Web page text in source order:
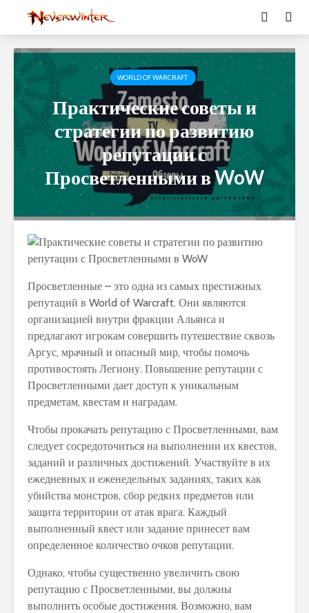
WORLD OF WARCRAFT
Практические советы и
стратегии по развитию
репутации с
Просветленными в WoW
Просветленные – это одна из самых престижных
репутаций в World of Warcraft. Они являются
организацией внутри фракции Альянса и
предлагают игрокам совершить путешествие сквозь
Аргус, мрачный и опасный мир, чтобы помочь
противостоять Легиону. Повышение репутации с
Просветленными дает доступ к уникальным
предметам, квестам и наградам.
Чтобы прокачать репутацию с Просветленными, вам
следует сосредоточиться на выполнении их квестов,
заданий и различных достижений. Участвуйте в их
ежедневных и еженедельных заданиях, таких как
убийства монстров, сбор редких предметов или
защита территории от атак врага. Каждый
выполненный квест или задание принесет вам
определенное количество очков репутации.
Однако, чтобы существенно увеличить свою
репутацию с Просветленными, вы должны
выполнить особые достижения. Возможно, вам